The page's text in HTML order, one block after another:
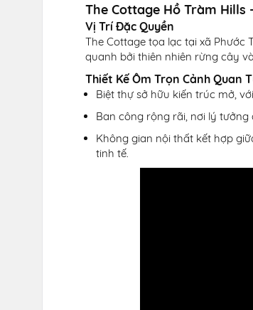
The Cottage Hồ Tràm Hills
Vị Trí Đặc Quyền
The Cottage tọa lạc tại xã Phước
quanh bởi thiên nhiên rừng cây
Thiết Kế Ôm Trọn Cảnh Quan
Biệt thự sở hữu kiến trúc mở,
Ban công rộng rãi, nơi lý
Không gian nội thất kết hợp
tinh tế.